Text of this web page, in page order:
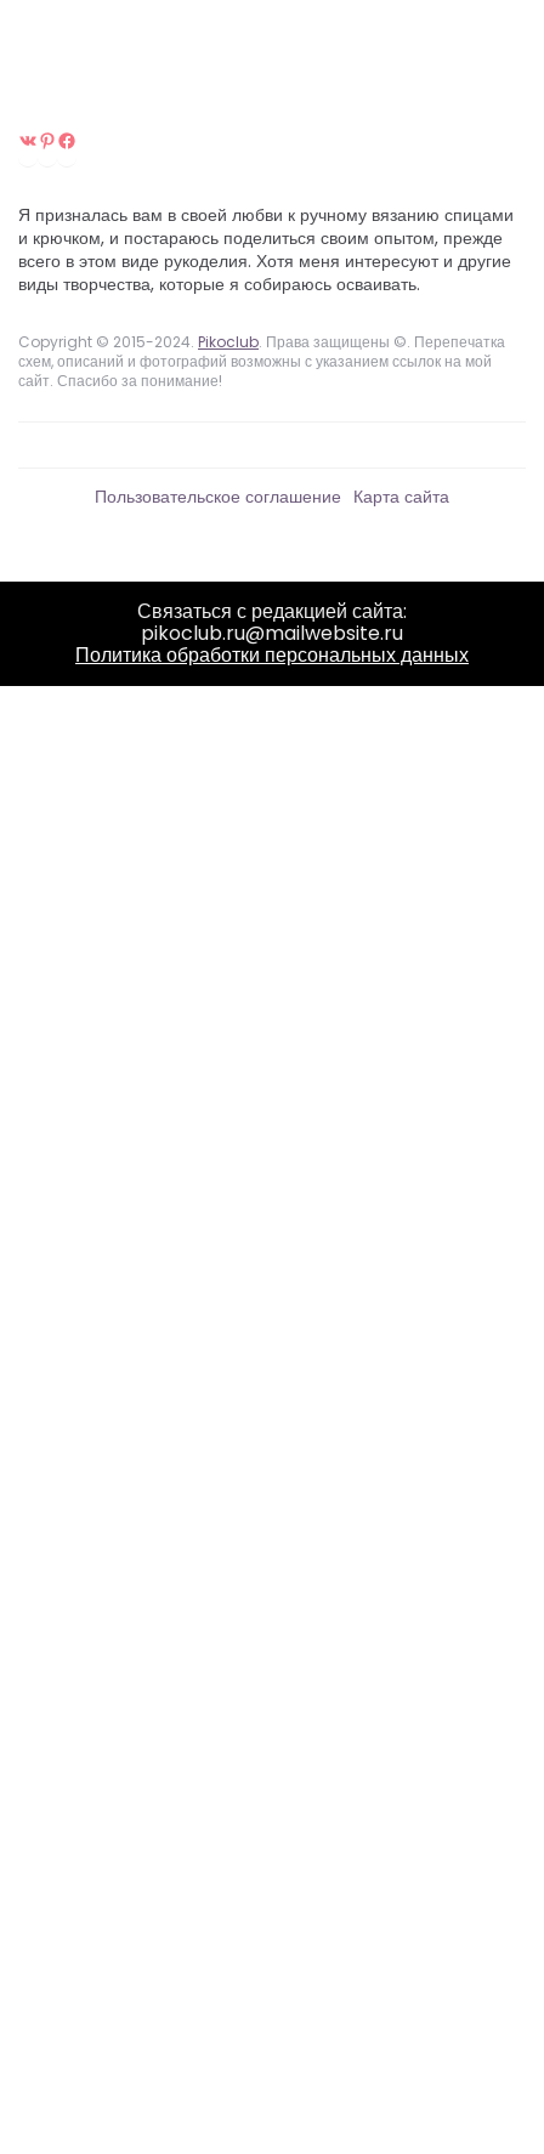
ВКонтакте
Pinterest
Я призналась вам в своей любви к ручному вязанию спицами
и крючком, и постараюсь поделиться своим опытом, прежде
всего в этом виде рукоделия. Хотя меня интересуют и другие
виды творчества, которые я собираюсь осваивать.
Copyright © 2015-2024. Pikoclub. Права защищены ©. Перепечатка
схем, описаний и фотографий возможны с указанием ссылок на мой
сайт. Спасибо за понимание!
Пользовательское соглашение Карта сайта
Связаться с редакцией сайта:
pikoclub.ru@mailwebsite.ru
Политика обработки персональных данных